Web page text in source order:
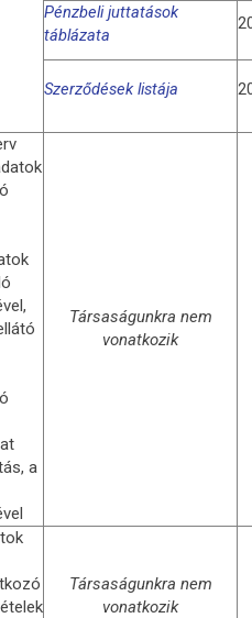
Pénzbeli juttatások
táblázata
Szerződések listája
a
Társaságunkra nem
vonatkozik
Társaságunkra nem
vonatkozik